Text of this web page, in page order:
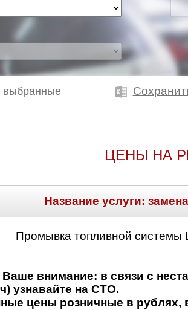
выбранные
ЦЕНЫ НА
Название услуги:
Промывка топливной системы
внимание: в связи с
узнавайте на СТО.
цены розничные в рублях,